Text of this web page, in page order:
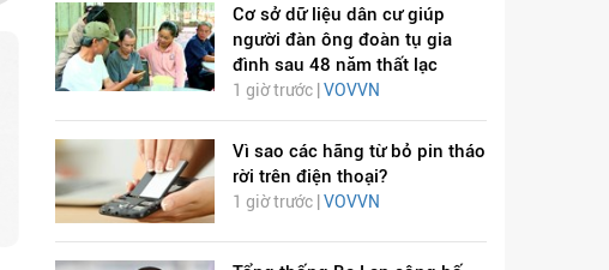
Cơ sở dữ liệu dân cư giúp
người đàn ông đoàn tụ gia
đình sau 48 năm thất lạc
1 giờ trước | VOVVN
Vì sao các hãng từ bỏ pin tháo
rời trên điện thoại?
1 giờ trước | VOVVN